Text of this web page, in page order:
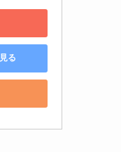
る